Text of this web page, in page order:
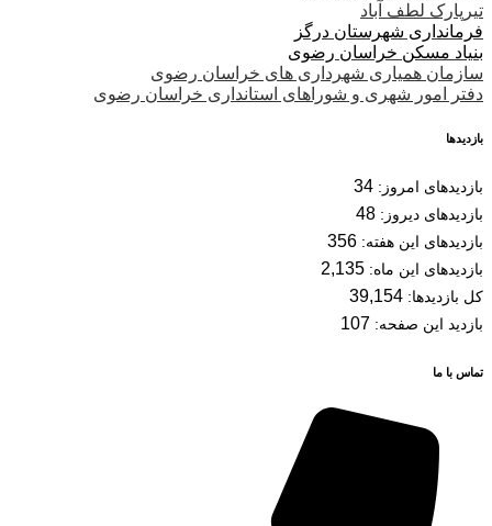
تیرپارک لطف آباد
فرمانداری شهرستان درگز
بنیاد مسکن خراسان رضوی
سازمان همیاری شهرداری های خراسان رضوی
دفتر امور شهری و شوراهای استانداری خراسان رضوی
بازدیدها
بازدیدهای امروز: 34
بازدیدهای دیروز: 48
بازدیدهای این هفته: 356
بازدیدهای این ماه: 2,135
کل بازدیدها: 39,154
بازدید این صفحه: 107
تماس با ما